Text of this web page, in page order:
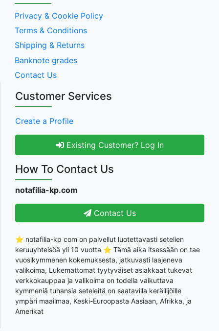
Privacy & Cookie Policy
Terms & Conditions
Shipping & Returns
Banknote grades
Contact Us
Customer Services
Create a Profile
Existing Customer? Log In
How To Contact Us
notafilia-kp.com
Contact Us
⭐ notafilia-kp com on palvellut luotettavasti setelien
keruuyhteisöä yli 10 vuotta ⭐ Tämä aika itsessään on tae
vuosikymmenen kokemuksesta, jatkuvasti laajeneva
valikoima, Lukemattomat tyytyväiset asiakkaat tukevat
verkkokauppaa ja valikoima on todella vaikuttava
kymmeniä tuhansia seteleitä on saatavilla keräilijöille
ympäri maailmaa, Keski-Euroopasta Aasiaan, Afrikka, ja
Amerikat